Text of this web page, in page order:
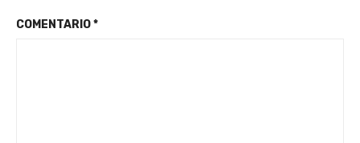
COMENTARIO*